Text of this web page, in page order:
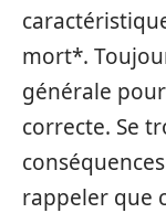
mort*.
générale
correcte. Se
rappeler que